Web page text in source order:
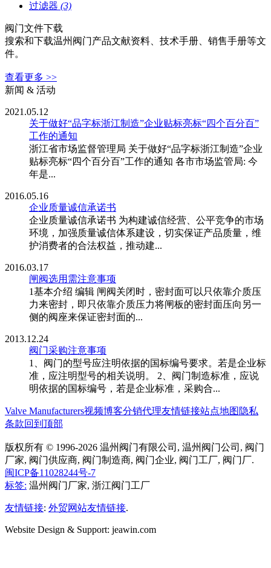
过滤器 (3)
阀门文件下载
搜索和下载温州阀门产品文献资料、技术手册、销售手册等文
件。
查看更多 >>
新闻 & 活动
2021.05.12
关于做好“品字标浙江制造”企业贴标亮标“四个百分百”
工作的通知
浙江省市场监督管理局 关于做好“品字标浙江制造”企业
贴标亮标“四个百分百”工作的通知 各市市场监管局: 今
年是...
2016.05.16
企业质量诚信承诺书
企业质量诚信承诺书 为构建诚信经营、公平竞争的市场
环境，加强质量诚信体系建设，切实保证产品质量，维
护消费者的合法权益，推动建...
2016.03.17
闸阀选用需注意事项
1基本介绍 编辑 闸阀关闭时，密封面可以只依靠介质压
力来密封，即只依靠介质压力将闸板的密封面压向另一
侧的阀座来保证密封面的...
2013.12.24
阀门采购注意事项
1、阀门的型号应注明依据的国标编号要求。若是企业标
准，应注明型号的相关说明。 2、阀门制造标准，应说
明依据的国标编号，若是企业标准，采购合...
Valve Manufacturers视频博客分销代理友情链接站点地图 隐私
条款回到顶部
版权所有 © 1996-2026 温州阀门有限公司, 温州阀门公司, 阀门
厂家, 阀门供应商, 阀门制造商, 阀门企业, 阀门工厂, 阀门厂.
闽ICP备11028244号-7
标签: 温州阀门厂家, 浙江阀门工厂
友情链接: 外贸网站友情链接.
Website Design & Support: jeawin.com